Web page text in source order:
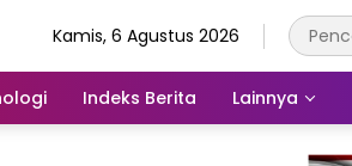
Kamis, 6 Agustus 2026
Indeks Berita Lainnya